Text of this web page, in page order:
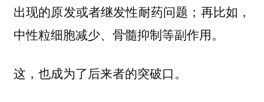
出现的原发或者继发性耐药问题；再比如，
中性粒细胞减少、骨髓抑制等副作用。
这，也成为了后来者的突破口。